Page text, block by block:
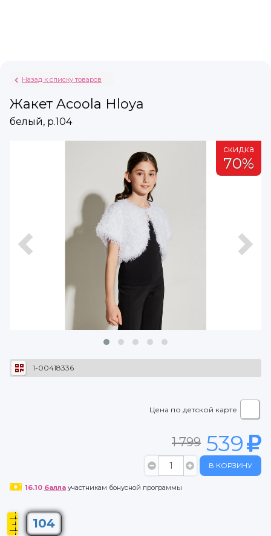
Назад к списку товаров
Жакет Acoola Hloya
белый, р.104
скидка
70%
1-00418336
Цена по детской карте
1 799 539
В КОРЗИНУ
16.10 баллаучастникам бонусной программы
104